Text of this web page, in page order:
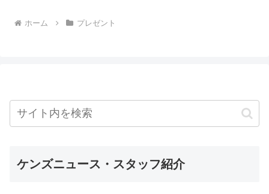
ホーム プレゼント
ケンズニュース・スタッフ紹介